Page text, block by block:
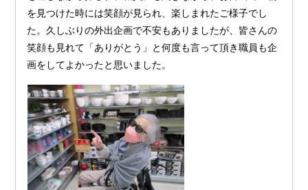
を見つけた時には笑顔が見られ、楽しまれたご様子でし
た。久しぶりの外出企画で不安もありましたが、皆さんの
笑顔も見れて「ありがとう」と何度も言って頂き職員も企
画をしてよかったと思いました。